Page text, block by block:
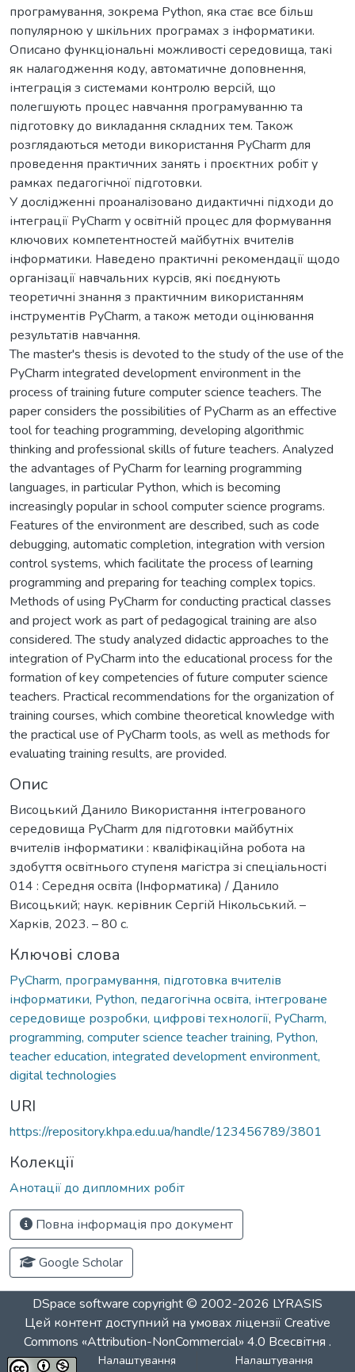
програмування, зокрема Python, яка стає все більш
популярною у шкільних програмах з інформатики.
Описано функціональні можливості середовища, такі
як налагодження коду, автоматичне доповнення,
інтеграція з системами контролю версій, що
полегшують процес навчання програмуванню та
підготовку до викладання складних тем. Також
розглядаються методи використання PyCharm для
проведення практичних занять і проєктних робіт у
рамках педагогічної підготовки.
У дослідженні проаналізовано дидактичні підходи до
інтеграції PyCharm у освітній процес для формування
ключових компетентностей майбутніх вчителів
інформатики. Наведено практичні рекомендації щодо
організації навчальних курсів, які поєднують
теоретичні знання з практичним використанням
інструментів PyCharm, а також методи оцінювання
результатів навчання.
The master's thesis is devoted to the study of the use of the
PyCharm integrated development environment in the
process of training future computer science teachers. The
paper considers the possibilities of PyCharm as an effective
tool for teaching programming, developing algorithmic
thinking and professional skills of future teachers. Analyzed
the advantages of PyCharm for learning programming
languages, in particular Python, which is becoming
increasingly popular in school computer science programs.
Features of the environment are described, such as code
debugging, automatic completion, integration with version
control systems, which facilitate the process of learning
programming and preparing for teaching complex topics.
Methods of using PyCharm for conducting practical classes
and project work as part of pedagogical training are also
considered. The study analyzed didactic approaches to the
integration of PyCharm into the educational process for the
formation of key competencies of future computer science
teachers. Practical recommendations for the organization of
training courses, which combine theoretical knowledge with
the practical use of PyCharm tools, as well as methods for
evaluating training results, are provided.
Опис
Висоцький Данило Використання інтегрованого
середовища PуCharm для підготовки майбутніх
вчителів інформатики : кваліфікаційна робота на
здобуття освітнього ступеня магістра зі спеціальності
014 : Середня освіта (Інформатика) / Данило
Висоцький; наук. керівник Сергій Нікольський. –
Харків, 2023. – 80 с.
Ключові слова
PyCharm, програмування, підготовка вчителів
інформатики, Python, педагогічна освіта, інтегроване
середовище розробки, цифрові технології, PyCharm,
programming, computer science teacher training, Python,
teacher education, integrated development environment,
digital technologies
URI
https://repository.khpa.edu.ua/handle/123456789/3801
Колекції
Анотації до дипломних робіт
Повна інформація про документ
Google Scholar
DSpace software copyright © 2002-2026 LYRASIS
Цей контент доступний на умовах ліцензіїCreative
Commons «Attribution-NonCommercial» 4.0 Всесвітня .
Налаштування
Налаштування